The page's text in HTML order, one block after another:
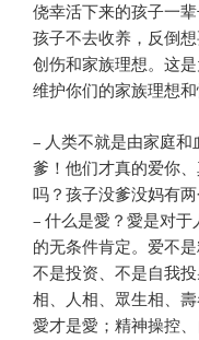
侥幸活下来的孩子一
孩子不去收养，反倒
创伤和家族理想。这
维护你们的家族理想
– 人类不就是由家庭
爹！他们才真的爱你
吗？孩子没爹没妈有
– 什么是愛？愛是对
的无条件肯定。爱不
不是投资、不是自我
相、人相、眾生相、
愛才是愛；精神操控